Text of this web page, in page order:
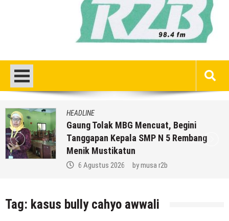
HEADLINE
Gaung Tolak MBG Mencuat, Begini
Tanggapan Kepala SMP N 5 Rembang
Menik Mustikatun
6 Agustus 2026 bymusa r2b
Tag: kasus bully cahyo awwali